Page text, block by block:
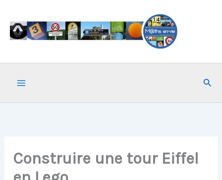
contenu
Construire une tour Eiffel